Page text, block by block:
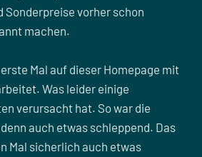
Sonderpreise vorher schon
machen.
Mal auf dieser Homepage mit
Was leider einige
verursacht hat. So war die
auch etwas schleppend. Das
Mal sicherlich auch etwas